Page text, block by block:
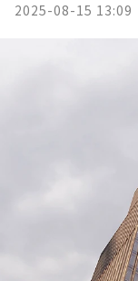
2025-08-15 13:09